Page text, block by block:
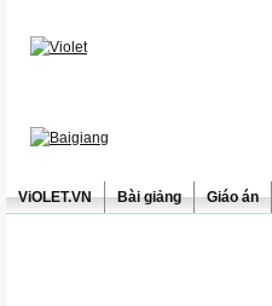
ViOLET.VN Bài giảng Giáo án